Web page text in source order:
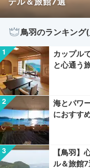
鳥羽のランキング
カップル
と心通う
海とパワ
におすす
【鳥羽
ル＆旅館